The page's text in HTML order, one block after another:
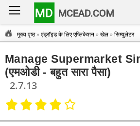
MD MCEAD.COM
मुख्य पृष्ठ»एंड्रॉइड के लिए एप्लिकेशन»खेल»सिम्युलेटर
Manage Supermarket
(एमओडी - बहुत सारा पैसा)
2.7.13